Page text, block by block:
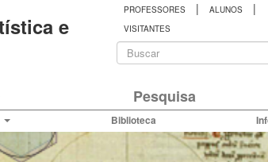
e
PROFESSORES | ALUNOS |
VISITANTES
Formulário
busca
Pesquisa
Biblioteca